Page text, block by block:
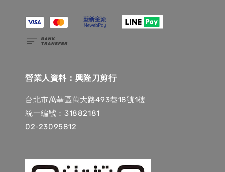
營業人資料：興隆刀剪行
台北市萬華區萬大路493巷18號1樓
統一編號：31882181
02-23095812